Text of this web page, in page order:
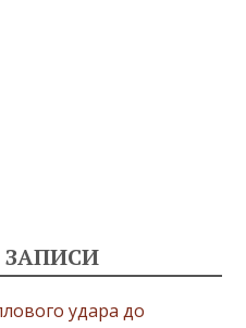
удара до